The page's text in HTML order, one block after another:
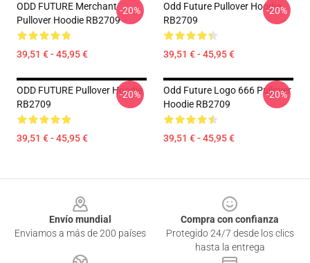
ODD FUTURE Merchant
Pullover Hoodie RB2709
39,51 € - 45,95 €
-20%
Odd Future Pullover Hoodie
RB2709
39,51 € - 45,95 €
-20%
ODD FUTURE Pullover Hoodie
RB2709
39,51 € - 45,95 €
-20%
Odd Future Logo 666 Pullover
Hoodie RB2709
39,51 € - 45,95 €
-20%
Envío mundial
Enviamos a más de 200 países
Compra con confianza
Protegido 24/7 desde los clics
hasta la entrega